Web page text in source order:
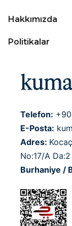
Hakkımızda
Politikalar
Telefon:
E-Posta:
Adres:
No:17/A Da:2
Burhaniye /